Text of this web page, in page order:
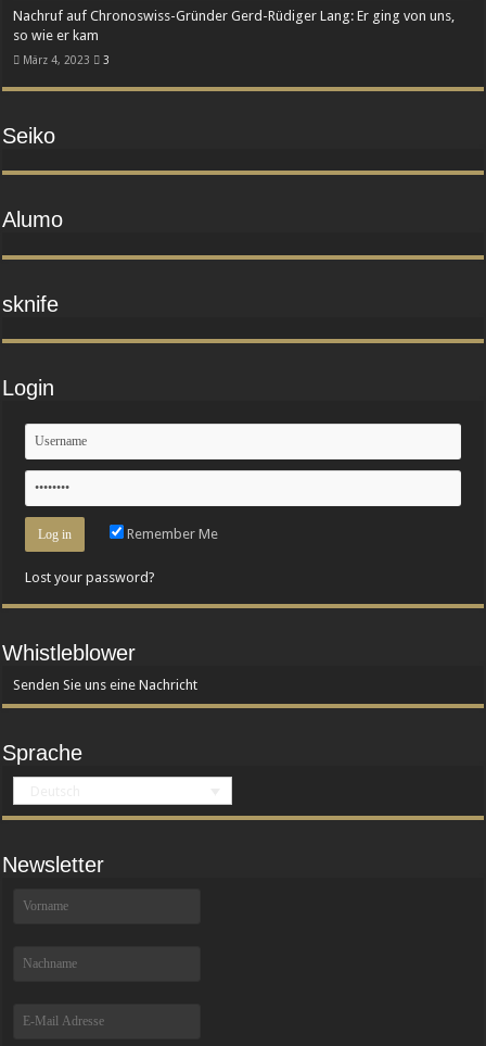
Nachruf auf Chronoswiss-Gründer Gerd-Rüdiger Lang: Er ging von uns,
so wie er kam
März 4, 2023 3
Seiko
Alumo
sknife
Login
Remember Me
Lost your password?
Whistleblower
Senden Sie uns eine Nachricht
Sprache
Newsletter